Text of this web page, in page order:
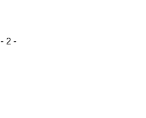
- 2 -